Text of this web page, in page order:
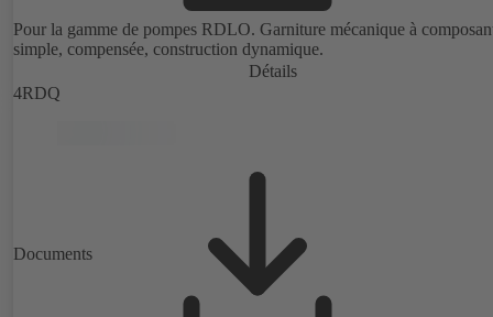
Pour la gamme de pompes RDLO. Garniture mécanique à
simple, compensée, construction dynamique.
Détails
4RDQ
Documents